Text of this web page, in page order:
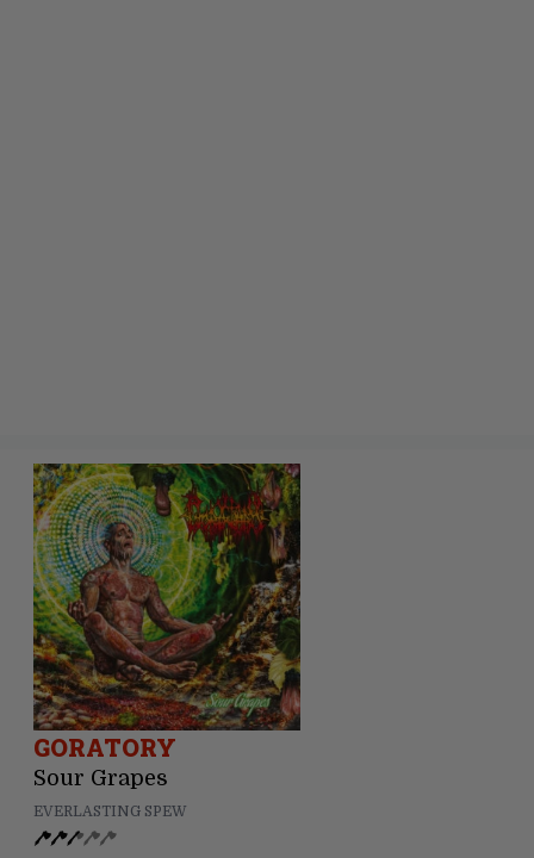
GORATORY
Sour Grapes
EVERLASTING SPEW